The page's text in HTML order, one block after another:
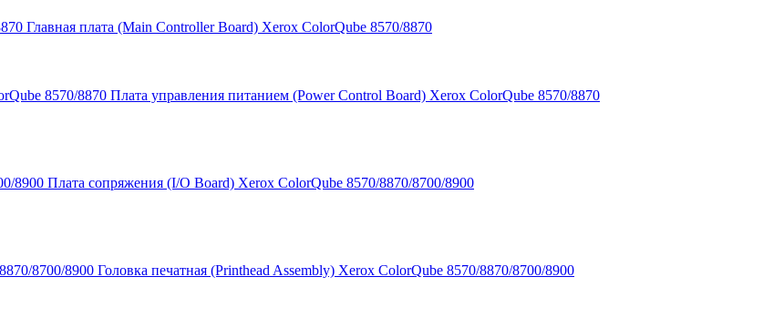
Главная плата (Main Controller Board) Xerox ColorQube 8570/8870
Плата управления питанием (Power Control Board) Xerox ColorQube 8570/8870
Плата сопряжения (I/O Board) Xerox ColorQube 8570/8870/8700/8900
Головка печатная (Printhead Assembly) Xerox ColorQube 8570/8870/8700/8900